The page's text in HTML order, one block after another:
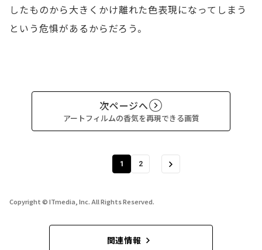
したものから大きくかけ離れた色表現になってしまう
という危惧があるからだろう。
次ページへ
アートフィルムの香気を再現できる画質
1 2
Copyright © ITmedia, Inc. All Rights Reserved.
関連情報